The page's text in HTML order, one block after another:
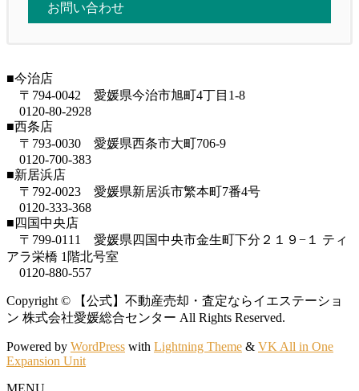
お問い合わせ
■今治店
〒794-0042 愛媛県今治市旭町4丁目1-8
0120-80-2928
■西条店
〒793-0030 愛媛県西条市大町706-9
0120-700-383
■新居浜店
〒792-0023 愛媛県新居浜市繁本町7番4号
0120-333-368
■四国中央店
〒799-0111 愛媛県四国中央市金生町下分２１９−１ ティ
アラ栄橋 1階北号室
0120-880-557
Copyright © 【公式】不動産売却・査定ならイエステーショ
ン 株式会社愛媛総合センター All Rights Reserved.
Powered by WordPress with Lightning Theme & VK All in One
Expansion Unit
MENU